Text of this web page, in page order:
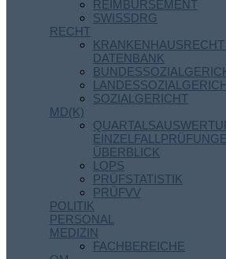
REIMBURSEMENT
SWISSDRG
RECHT
DATENBANK
SOZIALGERICHT
MD(K)
ÜBERBLICK
LOPS
PRÜFSTATISTIK
PRÜFVV
POLITIK
PERSONAL
MEDIZIN
FACHBEREICHE